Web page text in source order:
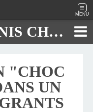
MENU
JOURNAL DE DENIS CHAUTARD
"CHOC
UN